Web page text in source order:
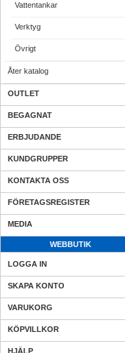
Vattentankar
Verktyg
Övrigt
Åter katalog
OUTLET
BEGAGNAT
ERBJUDANDE
KUNDGRUPPER
KONTAKTA OSS
FÖRETAGSREGISTER
MEDIA
WEBBUTIK
LOGGA IN
SKAPA KONTO
VARUKORG
KÖPVILLKOR
HJÄLP